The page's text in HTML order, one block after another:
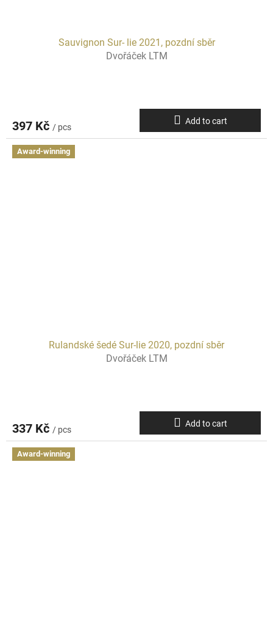
Sauvignon Sur- lie 2021, pozdní sběr
Dvořáček LTM
397 Kč / pcs
Add to cart
Award-winning
Rulandské šedé Sur-lie 2020, pozdní sběr
Dvořáček LTM
337 Kč / pcs
Add to cart
Award-winning